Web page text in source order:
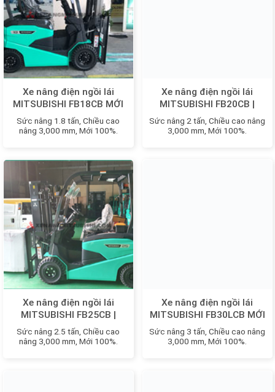
Xe nâng điện ngồi lái
MITSUBISHI FB18CB MỚI
100%
Sức nâng 1.8 tấn, Chiều cao
nâng 3,000 mm, Mới 100%.
Xe nâng điện ngồi lái
MITSUBISHI FB20CB |
FB20LCB MỚI 100%
Sức nâng 2 tấn, Chiều cao nâng
3,000 mm, Mới 100%.
Xe nâng điện ngồi lái
MITSUBISHI FB25CB |
FB25LCB MỚI 100%
Sức nâng 2.5 tấn, Chiều cao
nâng 3,000 mm, Mới 100%.
Xe nâng điện ngồi lái
MITSUBISHI FB30LCB MỚI
100%
Sức nâng 3 tấn, Chiều cao nâng
3,000 mm, Mới 100%.